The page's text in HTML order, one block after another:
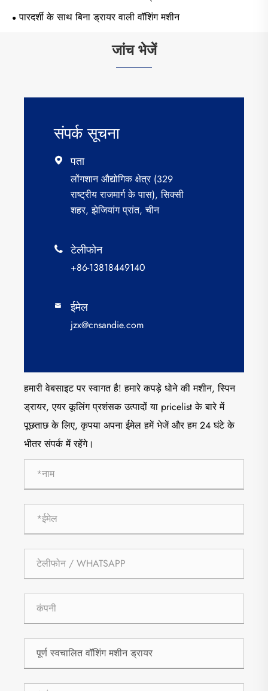
पारदर्शी के साथ बिना ड्रायर वाली वॉशिंग मशीन
जांच भेजें
संपर्क सूचना
 पता
लोंगशान औद्योगिक क्षेत्र (329
राष्ट्रीय राजमार्ग के पास), सिक्सी
शहर, झेजियांग प्रांत, चीन
 टेलीफोन
+86-13818449140
 ईमेल
jzx@cnsandie.com
हमारी वेबसाइट पर स्वागत है! हमारे कपड़े धोने की मशीन, स्पिन
ड्रायर, एयर कूलिंग प्रशंसक उत्पादों या pricelist के बारे में
पूछताछ के लिए, कृपया अपना ईमेल हमें भेजें और हम 24 घंटे के
भीतर संपर्क में रहेंगे।